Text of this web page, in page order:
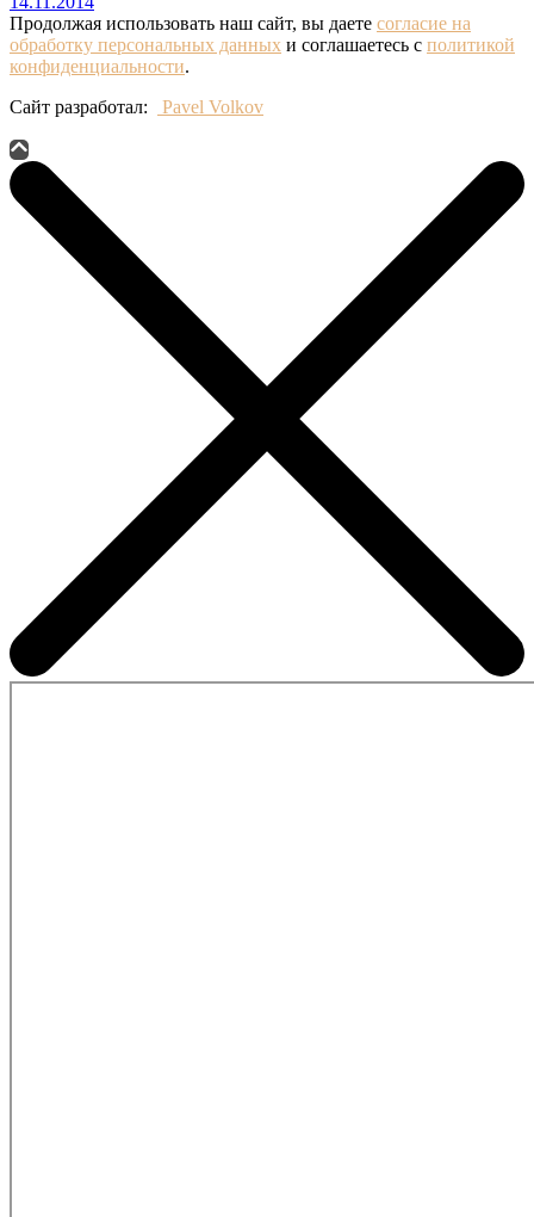
Продолжая использовать наш сайт, вы даете согласие на
обработку персональных данных и соглашаетесь с политикой
конфиденциальности.
Сайт разработал:
Pavel Volkov